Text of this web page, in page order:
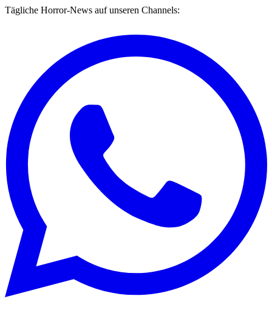
Tägliche Horror-News auf unseren Channels: